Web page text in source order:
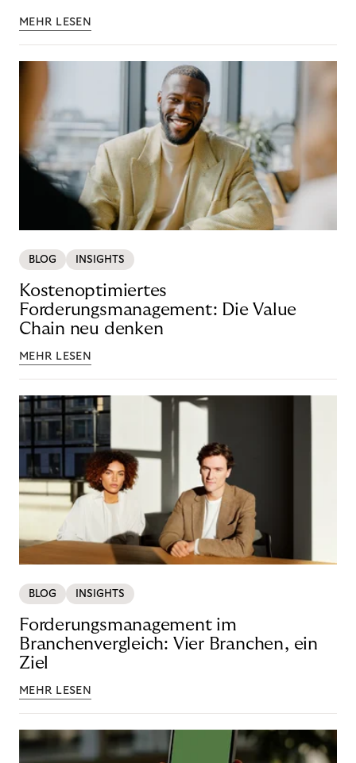
MEHR LESEN
BLOG INSIGHTS
Kostenoptimiertes
Forderungsmanagement: Die Value
Chain neu denken
MEHR LESEN
BLOG INSIGHTS
Forderungsmanagement im
Branchenvergleich: Vier Branchen, ein
Ziel
MEHR LESEN